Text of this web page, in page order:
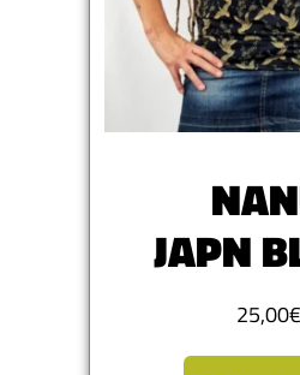
JAPN
25,00€